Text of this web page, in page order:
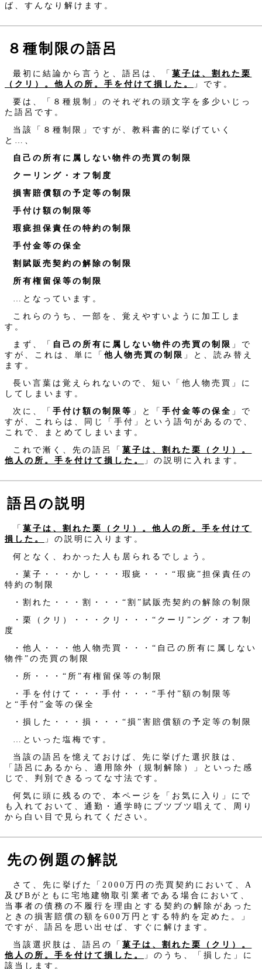
ば、すんなり解けます。
８種制限の語呂
最初に結論から言うと、語呂は、「菓子は、割れた栗
（クリ）。他人の所。手を付けて損した。
」です。
要は、「８種規制」のそれぞれの頭文字を多少いじっ
た語呂です。
当該「８種制限」ですが、教科書的に挙げていく
と…、
自己の所有に属しない物件の売買の制限
クーリング・オフ制度
損害賠償額の予定等の制限
手付け額の制限等
瑕疵担保責任の特約の制限
手付金等の保全
割賦販売契約の解除の制限
所有権留保等の制限
…となっています。
これらのうち、一部を、覚えやすいように加工しま
す。
まず、「 自己の所有に属しない物件の売買の制限 」で
すが、これは、単に「 他人物売買の制限 」と、読み替え
ます。
長い言葉は覚えられないので、短い「他人物売買」に
してしまいます。
次に、「手付け額の制限等 」と「手付金等の保全 」で
すが、これらは、同じ「手付」という語句があるので、
これで、まとめてしまいます。
これで漸く、先の語呂「菓子は、割れた栗（クリ）。
他人の所。手を付けて損した。
」の説明に入れます。
語呂の説明
「菓子は、割れた栗（クリ）。他人の所。手を付けて
損した。
」の説明に入ります。
何となく、わかった人も居られるでしょう。
・菓子・・・かし・・・瑕疵・・・“瑕疵”担保責任の
特約の制限
・割れた・・・割・・・“割”賦販売契約の解除の制限
・栗（クリ）・・・クリ・・・“クーリ”ング・オフ制
度
・他人・・・他人物売買・・・“自己の所有に属しない
物件”の売買の制限
・所・・・“所”有権留保等の制限
・手を付けて・・・手付・・・“手付”額の制限等
と“手付”金等の保全
・損した・・・損・・・“損”害賠償額の予定等の制限
…といった塩梅です。
当該の語呂を憶えておけば、先に挙げた選択肢は、
「語呂にあるから、適用除外（規制解除）」といった感
じで、判別できるってな寸法です。
何気に頭に残るので、本ページを「お気に入り」にで
も入れておいて、通勤・通学時にブツブツ唱えて、周り
から白い目で見られてください。
先の例題の解説
さて、先に挙げた「2000万円の売買契約において、A
及びBがともに宅地建物取引業者である場合において、
当事者の債務の不履行を理由とする契約の解除があった
ときの損害賠償の額を600万円とする特約を定めた。」
ですが、語呂を思い出せば、すぐに解けます。
当該選択肢は、語呂の「菓子は、割れた栗（クリ）。
他人の所。手を付けて損した。
」のうち、「損した」に
該当します。